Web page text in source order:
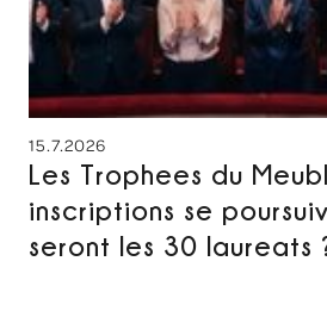
15.7.2026
Les Trophees du
inscriptions se
seront les 30 laureats